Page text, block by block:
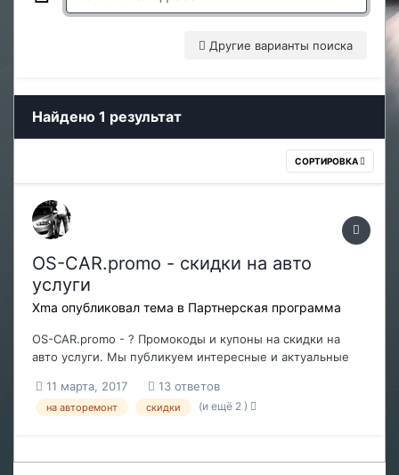
Другие варианты поиска
Найдено 1 результат
СОРТИРОВКА
OS-CAR.promo - скидки на авто
услуги
Xma опубликовал тема в Партнерская программа
OS-CAR.promo - ? Промокоды и купоны на скидки на
авто услуги. Мы публикуем интересные и актуальные
пользователь может получить бесплатно промокод ос-
кар. Обратитесь к организатору акции, покажите
11 марта, 2017 13 ответов
на авторемонт скидки (и ещё 2 )